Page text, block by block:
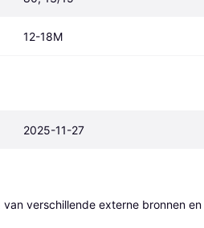
12-18M
2025-11-27
verschillende externe bronnen